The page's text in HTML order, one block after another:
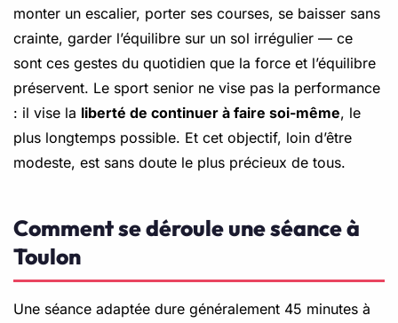
monter un escalier, porter ses courses, se baisser sans
crainte, garder l’équilibre sur un sol irrégulier — ce
sont ces gestes du quotidien que la force et l’équilibre
préservent. Le sport senior ne vise pas la performance
: il vise la liberté de continuer à faire soi-même, le
plus longtemps possible. Et cet objectif, loin d’être
modeste, est sans doute le plus précieux de tous.
Comment se déroule une séance à
Toulon
Une séance adaptée dure généralement 45 minutes à